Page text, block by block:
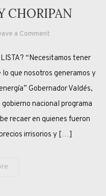
CHORIPAN
a Commenton
BARATO
Y
CHORIPAN
“Necesitamos tener
que nosotros generamos y
Gobernador Valdés,
nacional programa
recaer en quienes fueron
irrisorios y […]